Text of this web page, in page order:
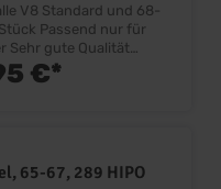
V8 Standard und 68-
nur für
Pro Stück€*
65-67, 289 HIPO